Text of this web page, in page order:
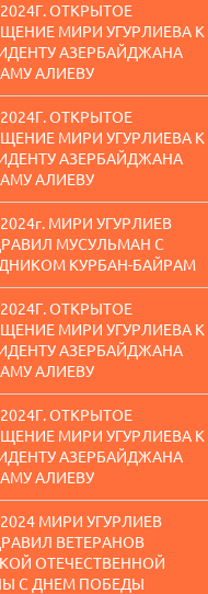
ОТКРЫТОЕ
МИРИ УГУРЛИЕВА К
АЗЕРБАЙДЖАНА
АЛИЕВУ
ОТКРЫТОЕ
МИРИ УГУРЛИЕВА К
АЗЕРБАЙДЖАНА
АЛИЕВУ
МИРИ УГУРЛИЕВ
МУСУЛЬМАН С
КУРБАН-БАЙРАМ
ОТКРЫТОЕ
МИРИ УГУРЛИЕВА К
АЗЕРБАЙДЖАНА
АЛИЕВУ
ОТКРЫТОЕ
МИРИ УГУРЛИЕВА К
АЗЕРБАЙДЖАНА
АЛИЕВУ
МИРИ УГУРЛИЕВ
ВЕТЕРАНОВ
ОТЕЧЕСТВЕННОЙ
С ДНЕМ ПОБЕДЫ